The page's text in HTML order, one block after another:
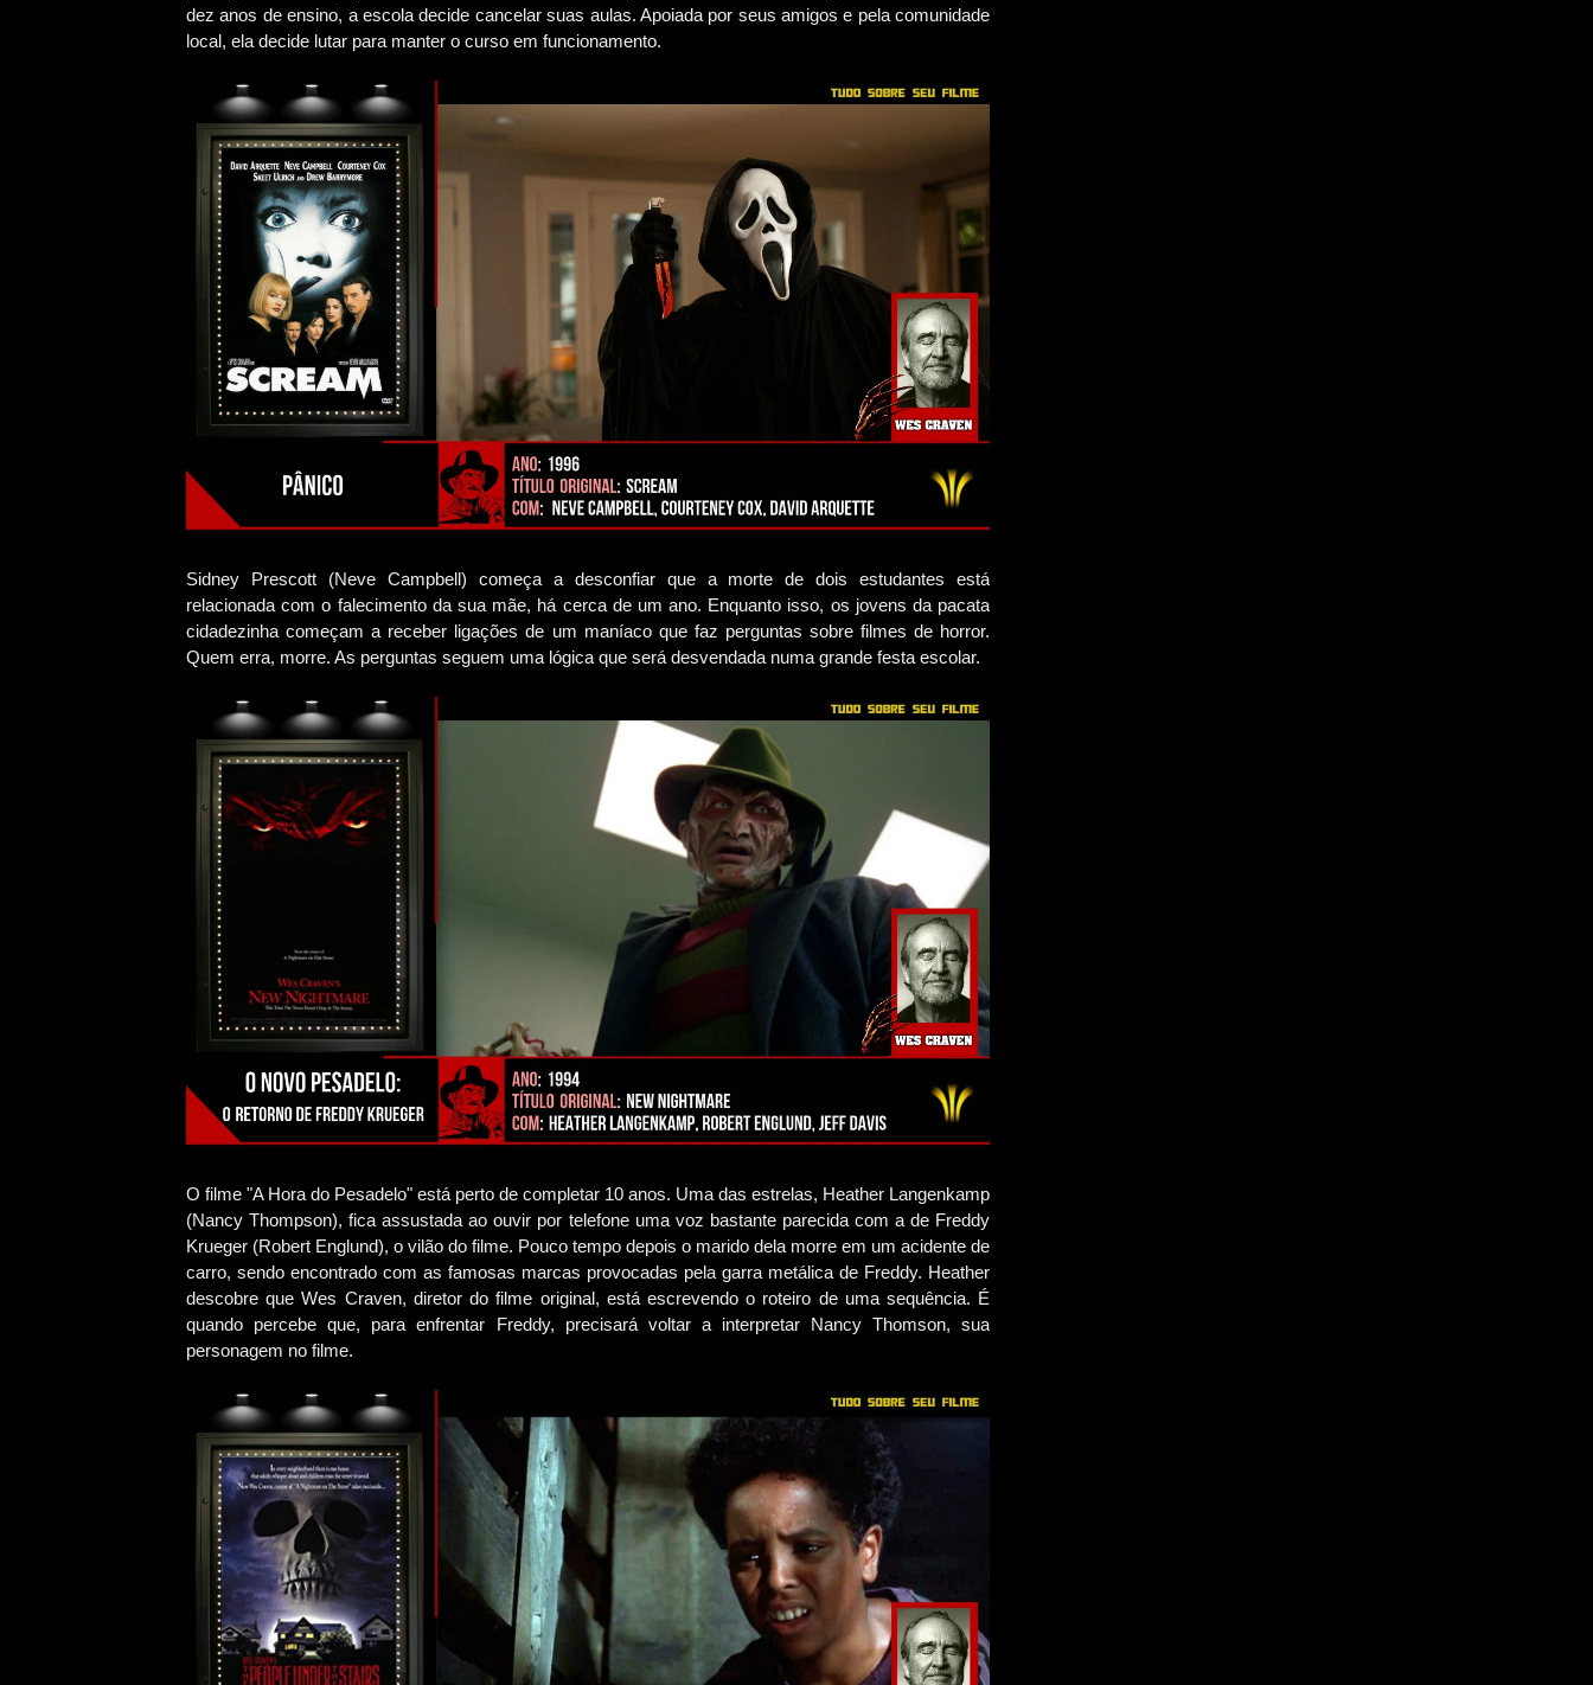
dez anos de ensino, a escola decide cancelar suas aulas. Apoiada por seus amigos e pela comunidade
local, ela decide lutar para manter o curso em funcionamento.
Sidney Prescott (Neve Campbell) começa a desconfiar que a morte de dois estudantes está
relacionada com o falecimento da sua mãe, há cerca de um ano. Enquanto isso, os jovens da pacata
cidadezinha começam a receber ligações de um maníaco que faz perguntas sobre filmes de horror.
Quem erra, morre. As perguntas seguem uma lógica que será desvendada numa grande festa escolar.
O filme "A Hora do Pesadelo" está perto de completar 10 anos. Uma das estrelas, Heather Langenkamp
(Nancy Thompson), fica assustada ao ouvir por telefone uma voz bastante parecida com a de Freddy
Krueger (Robert Englund), o vilão do filme. Pouco tempo depois o marido dela morre em um acidente de
carro, sendo encontrado com as famosas marcas provocadas pela garra metálica de Freddy. Heather
descobre que Wes Craven, diretor do filme original, está escrevendo o roteiro de uma sequência. É
quando percebe que, para enfrentar Freddy, precisará voltar a interpretar Nancy Thomson, sua
personagem no filme.